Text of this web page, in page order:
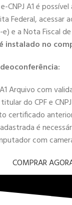
CNPJ A1 é
Federal, acessar
e a Nota Fiscal
instalado no
Arquivo com
do CPF e CNPJ
certificado
é
com
COMPRAR